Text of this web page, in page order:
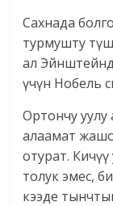
Сахнада
турмушту
ал
үчүн Нобель
Ортончу
алаамат
отурат.
толук эмес,
кээде